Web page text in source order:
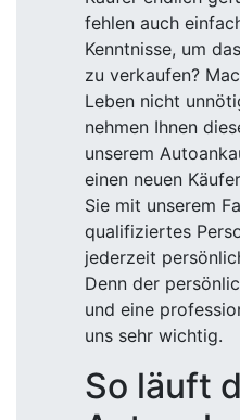
fehlen auch
Kenntnisse, um
zu verkaufen?
Leben nicht
nehmen Ihnen
unserem
einen neuen
Sie mit unserem
qualifiziertes
jederzeit
Denn der
und eine
uns sehr wichtig.
So läuft